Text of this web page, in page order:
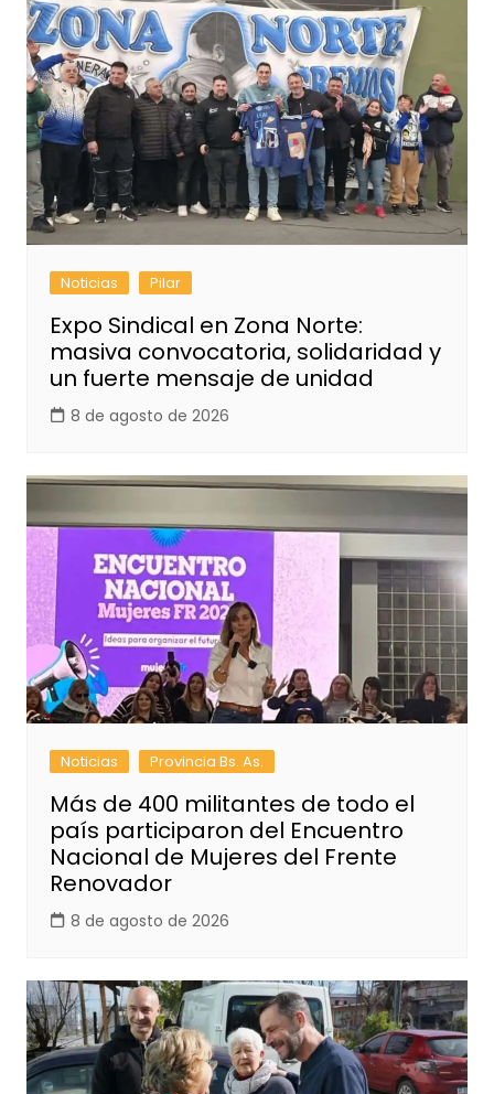
Noticias Pilar
Expo Sindical en Zona Norte:
masiva convocatoria, solidaridad y
un fuerte mensaje de unidad
8 de agosto de 2026
Noticias Provincia Bs. As.
Más de 400 militantes de todo el
país participaron del Encuentro
Nacional de Mujeres del Frente
Renovador
8 de agosto de 2026